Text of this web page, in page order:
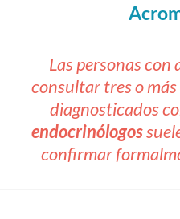
Las personas con
consultar tres o
diagnosticados
endocrinólogos
confirmar